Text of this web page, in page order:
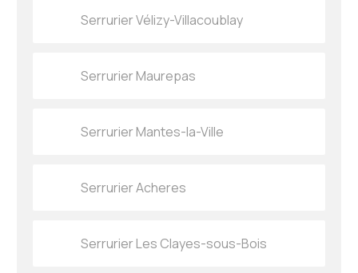
Serrurier Vélizy-Villacoublay
Serrurier Maurepas
Serrurier Mantes-la-Ville
Serrurier Acheres
Serrurier Les Clayes-sous-Bois